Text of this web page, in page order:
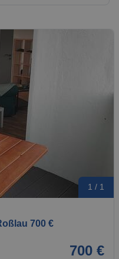
1 / 1
700 €
700 €